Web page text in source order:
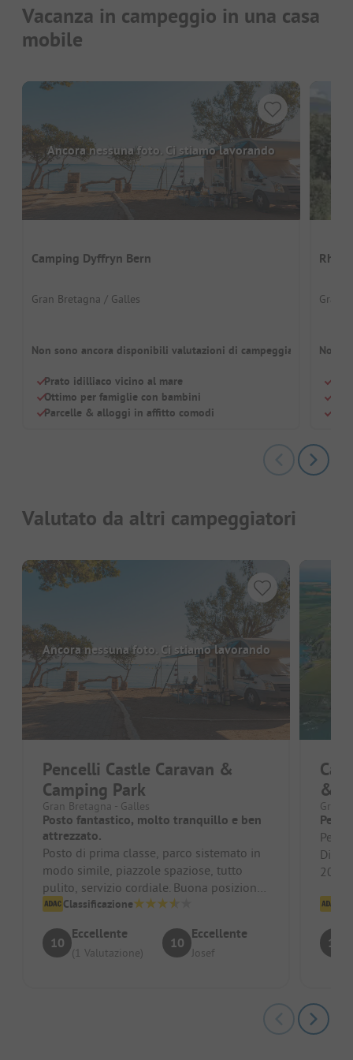
Vacanza in campeggio in una casa
mobile
Ancora nessuna foto. Ci stiamo lavorando
Camping Dyffryn Bern
Gran Bretagna / Galles
Non sono ancora disponibili valutazioni di campeggiatori
Prato idilliaco vicino al mare
Ottimo per famiglie con bambini
Parcelle & alloggi in affitto comodi
Rhyd
Gran
Non
Valutato da altri campeggiatori
Ancora nessuna foto. Ci stiamo lavorando
Pencelli Castle Caravan &
Camping Park
Gran Bretagna - Galles
Posto fantastico, molto tranquillo e ben
attrezzato.
Posto di prima classe, parco sistemato in
modo simile, piazzole spaziose, tutto
pulito, servizio cordiale. Buona posizione
per escursioni nei dintorn...
Classificazione
10
Eccellente
(1 Valutazione)
10
Eccellente
Josef
&
Gran
Per
20
10